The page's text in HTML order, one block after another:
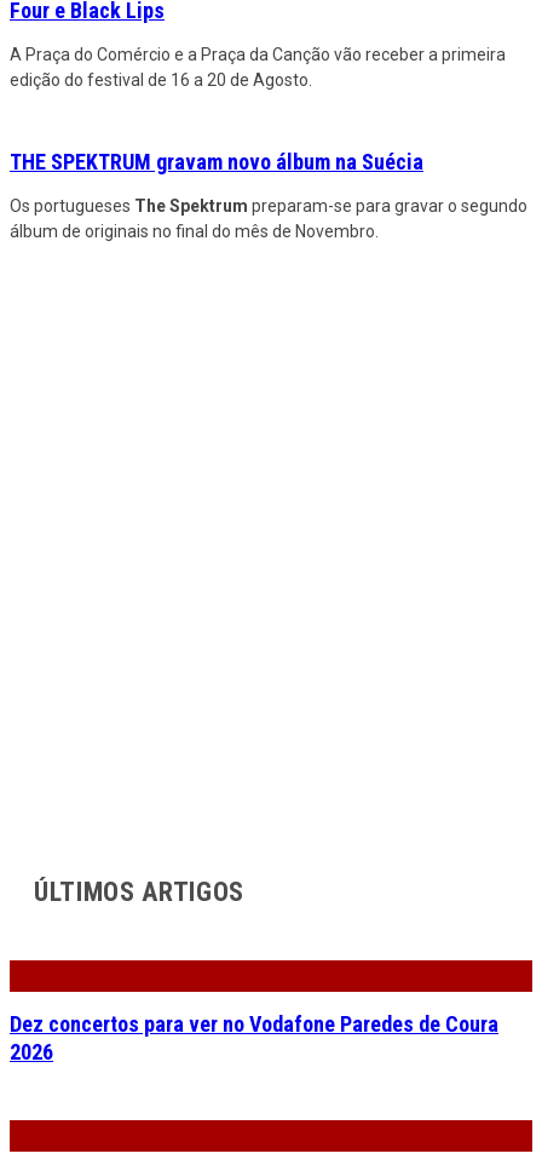
Four e Black Lips
A Praça do Comércio e a Praça da Canção vão receber a primeira
edição do festival de 16 a 20 de Agosto.
THE SPEKTRUM gravam novo álbum na Suécia
Os portugueses The Spektrum preparam-se para gravar o segundo
álbum de originais no final do mês de Novembro.
ÚLTIMOS ARTIGOS
Dez concertos para ver no Vodafone Paredes de Coura
2026